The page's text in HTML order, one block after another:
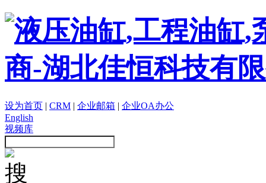
设为首页 | CRM | 企业邮箱 | 企业OA办公
English
视频库